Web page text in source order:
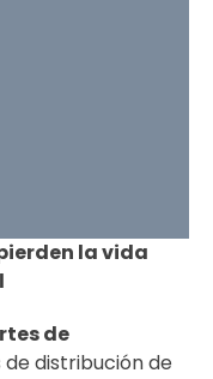
la vida
de
distribución de